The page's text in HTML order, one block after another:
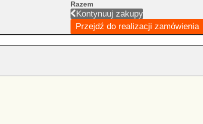
Razem
Kontynuuj zakupy
Przejdź do realizacji zamówienia